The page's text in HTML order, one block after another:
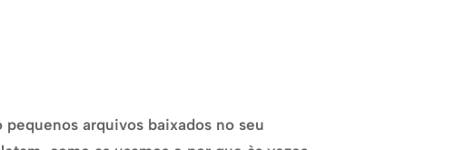
arquivos baixados no seu